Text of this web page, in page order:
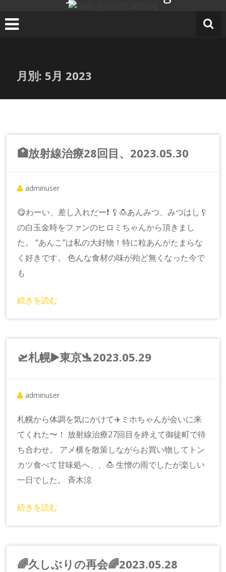
ン
テ
ッ
月別: 5月 2023
🏥放射線治療28回目、2023.05.30
adminuser
😋わーい、差し入れだー❗️ 🥄🍮あんみつ、みつはし🥄
の白玉金時をファンのヒロミちゃんから頂きまし
た。 “あんこ”は私の大好物！特に粒あんがたまらな
く好きです。 色んな食材の味が殆ど無くなった今で
も
続きを読む
🛫札幌▶️東京🛬2023.05.29
adminuser
札幌から体調を気にかけて✈️ミホちゃんが会いに来
てくれた〜！ 放射線治療27回目を終えて御徒町で待
ち合わせ。 アメ横を散策しながらお買い物してトン
カツ食べて甘味処へ、、🍮 生憎の雨でしたが楽しい
一日でした。 斉木涼
続きを読む
🌈久しぶりの再会🌈2023.05.28